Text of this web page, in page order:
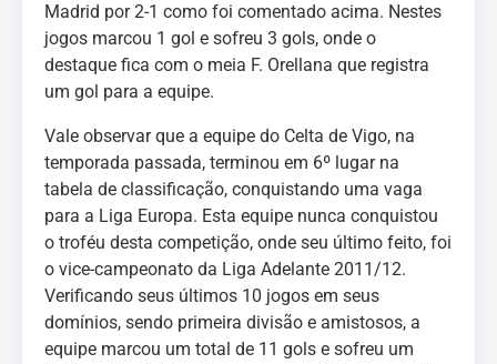
Madrid por 2-1 como foi comentado acima. Nestes
jogos marcou 1 gol e sofreu 3 gols, onde o
destaque fica com o meia F. Orellana que registra
um gol para a equipe.
Vale observar que a equipe do Celta de Vigo, na
temporada passada, terminou em 6º lugar na
tabela de classificação, conquistando uma vaga
para a Liga Europa. Esta equipe nunca conquistou
o troféu desta competição, onde seu último feito, foi
o vice-campeonato da Liga Adelante 2011/12.
Verificando seus últimos 10 jogos em seus
domínios, sendo primeira divisão e amistosos, a
equipe marcou um total de 11 gols e sofreu um